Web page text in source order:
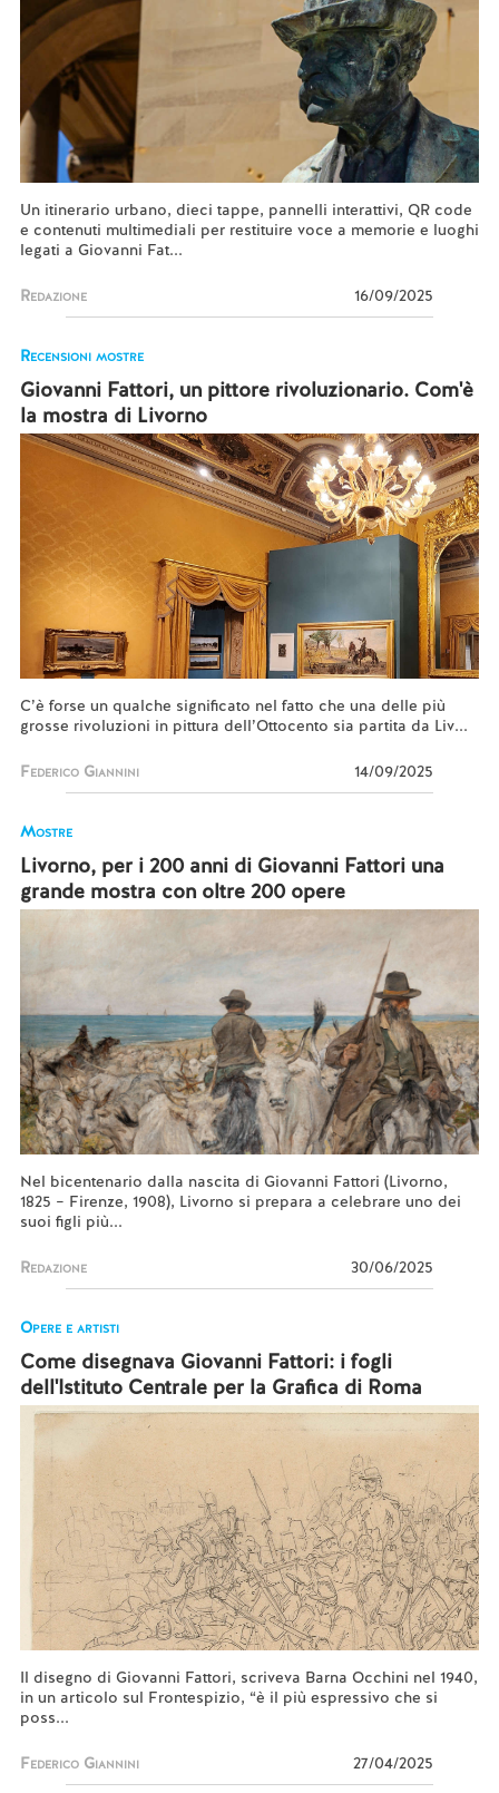
Un itinerario urbano, dieci tappe, pannelli interattivi, QR code
e contenuti multimediali per restituire voce a memorie e luoghi
legati a Giovanni Fat...
Redazione 16/09/2025
Recensioni mostre
Giovanni Fattori, un pittore rivoluzionario. Com'è
la mostra di Livorno
C’è forse un qualche significato nel fatto che una delle più
grosse rivoluzioni in pittura dell’Ottocento sia partita da Liv...
Federico Giannini 14/09/2025
Mostre
Livorno, per i 200 anni di Giovanni Fattori una
grande mostra con oltre 200 opere
Nel bicentenario dalla nascita di Giovanni Fattori (Livorno,
1825 – Firenze, 1908), Livorno si prepara a celebrare uno dei
suoi figli più...
Redazione 30/06/2025
Opere e artisti
Come disegnava Giovanni Fattori: i fogli
dell'Istituto Centrale per la Grafica di Roma
Il disegno di Giovanni Fattori, scriveva Barna Occhini nel 1940,
in un articolo sul Frontespizio, “è il più espressivo che si
poss...
Federico Giannini 27/04/2025